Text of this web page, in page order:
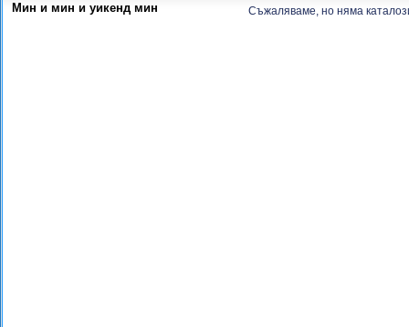
Мин и мин и уикенд мин Съжаляваме, но няма